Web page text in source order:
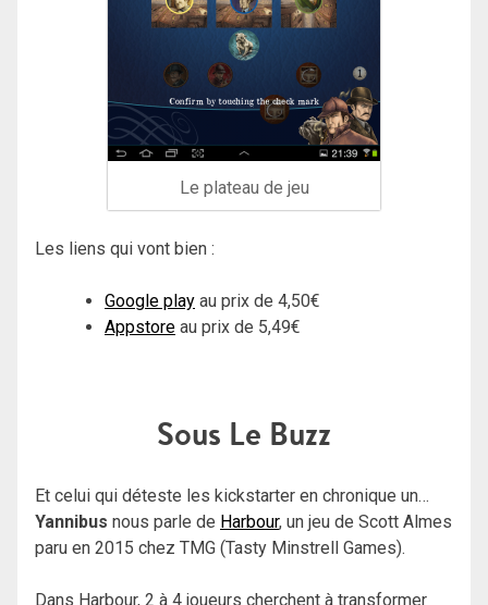
Le plateau de jeu
Les liens qui vont bien :
Google play au prix de 4,50€
Appstore au prix de 5,49€
Sous Le Buzz
Et celui qui déteste les kickstarter en chronique un…
Yannibus nous parle de Harbour, un jeu de Scott Almes
paru en 2015 chez TMG (Tasty Minstrell Games).
Dans Harbour, 2 à 4 joueurs cherchent à transformer